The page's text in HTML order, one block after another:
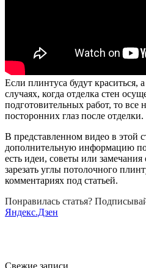
Если плинтуса будут краситься,
случаях, когда отделка стен
подготовительных работ, то все
посторонних глаз после отделки.
В представленном видео в этой
дополнительную информацию
есть идеи, советы или
зарезать углы потолочного
комментариях под статьей.
Понравилась статья?
Яндекс.Дзен
Свежие записи